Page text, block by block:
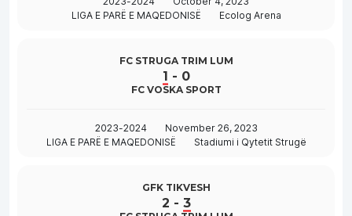
LIGA E PARË E MAQEDONISË
Ecolog Arena
FC STRUGA TRIM LUM
1 - 0
FC VOSKA SPORT
2023-2024
November 26, 2023
LIGA E PARË E MAQEDONISË
Stadiumi i Qytetit Strugë
GFK TIKVESH
2 - 3